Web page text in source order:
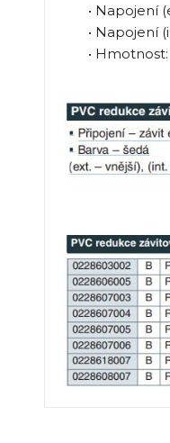
• Napojení
• Napojení
•